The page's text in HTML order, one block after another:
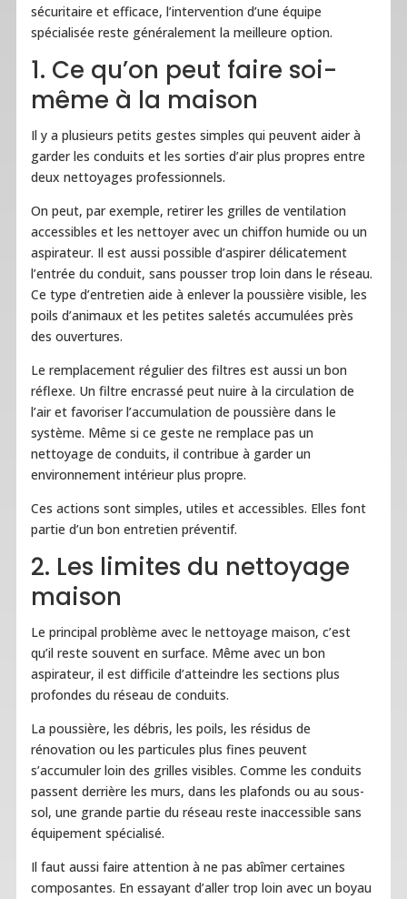
sécuritaire et efficace, l’intervention d’une équipe
spécialisée reste généralement la meilleure option.
1. Ce qu’on peut faire soi-
même à la maison
Il y a plusieurs petits gestes simples qui peuvent aider à
garder les conduits et les sorties d’air plus propres entre
deux nettoyages professionnels.
On peut, par exemple, retirer les grilles de ventilation
accessibles et les nettoyer avec un chiffon humide ou un
aspirateur. Il est aussi possible d’aspirer délicatement
l’entrée du conduit, sans pousser trop loin dans le réseau.
Ce type d’entretien aide à enlever la poussière visible, les
poils d’animaux et les petites saletés accumulées près
des ouvertures.
Le remplacement régulier des filtres est aussi un bon
réflexe. Un filtre encrassé peut nuire à la circulation de
l’air et favoriser l’accumulation de poussière dans le
système. Même si ce geste ne remplace pas un
nettoyage de conduits, il contribue à garder un
environnement intérieur plus propre.
Ces actions sont simples, utiles et accessibles. Elles font
partie d’un bon entretien préventif.
2. Les limites du nettoyage
maison
Le principal problème avec le nettoyage maison, c’est
qu’il reste souvent en surface. Même avec un bon
aspirateur, il est difficile d’atteindre les sections plus
profondes du réseau de conduits.
La poussière, les débris, les poils, les résidus de
rénovation ou les particules plus fines peuvent
s’accumuler loin des grilles visibles. Comme les conduits
passent derrière les murs, dans les plafonds ou au sous-
sol, une grande partie du réseau reste inaccessible sans
équipement spécialisé.
Il faut aussi faire attention à ne pas abîmer certaines
composantes. En essayant d’aller trop loin avec un boyau